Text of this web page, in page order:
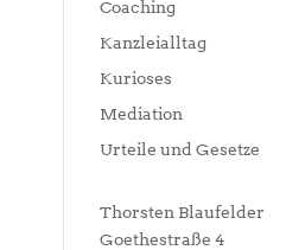
Coaching
Kanzleialltag
Kurioses
Mediation
Urteile und Gesetze
Thorsten Blaufelder
Goethestraße 4